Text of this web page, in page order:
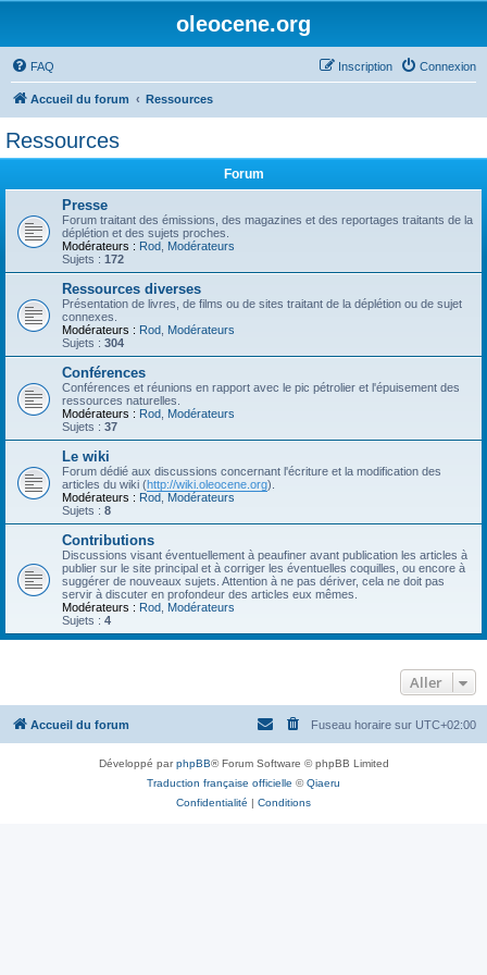
oleocene.org
FAQ Connexion
Inscription
Accueil du forum Ressources
Ressources
Forum
Presse
Forum traitant des émissions, des magazines et des reportages traitants de la
déplétion et des sujets proches.
Modérateurs : Rod Modérateurs
Sujets : 172
Ressources diverses
Présentation de livres, de films ou de sites traitant de la déplétion ou de sujet
connexes.
Modérateurs : Rod Modérateurs
Sujets : 304
Conférences
Conférences et réunions en rapport avec le pic pétrolier et l'épuisement des
ressources naturelles.
Modérateurs : Rod Modérateurs
Sujets : 37
Le wiki
Forum dédié aux discussions concernant l'écriture et la modification des
articles du wiki (http://wiki.oleocene.org).
Modérateurs : Rod Modérateurs
Sujets : 8
Contributions
Discussions visant éventuellement à peaufiner avant publication les articles à
publier sur le site principal et à corriger les éventuelles coquilles, ou encore à
suggérer de nouveaux sujets. Attention à ne pas dériver, cela ne doit pas
servir à discuter en profondeur des articles eux mêmes.
Modérateurs : Rod Modérateurs
Sujets : 4
Aller
Accueil du forum Fuseau horaire sur UTC+02:00
Développé parphpBB® Forum Software © phpBB Limited
Traduction française officielle ©Qiaeru
Confidentialité | Conditions